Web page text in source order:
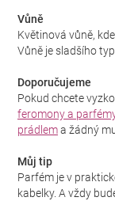
Vůně
Květinová vůně,
Vůně je sladšího
Doporučujeme
Pokud chcete
feromony a
prádlema žádný
Můj tip
Parfém je v
kabelky. A vždy